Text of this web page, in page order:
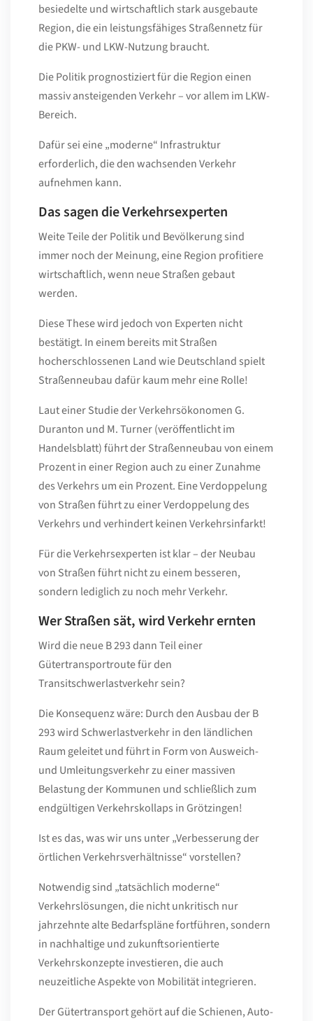
besiedelte und wirtschaftlich stark ausgebaute
Region, die ein leistungsfähiges Straßennetz für
die PKW- und LKW-Nutzung braucht.
Die Politik prognostiziert für die Region einen
massiv ansteigenden Verkehr – vor allem im LKW-
Bereich.
Dafür sei eine „moderne“ Infrastruktur
erforderlich, die den wachsenden Verkehr
aufnehmen kann.
Das sagen die Verkehrsexperten
Weite Teile der Politik und Bevölkerung sind
immer noch der Meinung, eine Region profitiere
wirtschaftlich, wenn neue Straßen gebaut
werden.
Diese These wird jedoch von Experten nicht
bestätigt. In einem bereits mit Straßen
hocherschlossenen Land wie Deutschland spielt
Straßenneubau dafür kaum mehr eine Rolle!
Laut einer Studie der Verkehrsökonomen G.
Duranton und M. Turner (veröffentlicht im
Handelsblatt) führt der Straßenneubau von einem
Prozent in einer Region auch zu einer Zunahme
des Verkehrs um ein Prozent. Eine Verdoppelung
von Straßen führt zu einer Verdoppelung des
Verkehrs und verhindert keinen Verkehrsinfarkt!
Für die Verkehrsexperten ist klar – der Neubau
von Straßen führt nicht zu einem besseren,
sondern lediglich zu noch mehr Verkehr.
Wer Straßen sät, wird Verkehr ernten
Wird die neue B 293 dann Teil einer
Gütertransportroute für den
Transitschwerlastverkehr sein?
Die Konsequenz wäre: Durch den Ausbau der B
293 wird Schwerlastverkehr in den ländlichen
Raum geleitet und führt in Form von Ausweich-
und Umleitungsverkehr zu einer massiven
Belastung der Kommunen und schließlich zum
endgültigen Verkehrskollaps in Grötzingen!
Ist es das, was wir uns unter „Verbesserung der
örtlichen Verkehrsverhältnisse“ vorstellen?
Notwendig sind „tatsächlich moderne“
Verkehrslösungen, die nicht unkritisch nur
jahrzehnte alte Bedarfspläne fortführen, sondern
in nachhaltige und zukunftsorientierte
Verkehrskonzepte investieren, die auch
neuzeitliche Aspekte von Mobilität integrieren.
Der Gütertransport gehört auf die Schienen, Auto-